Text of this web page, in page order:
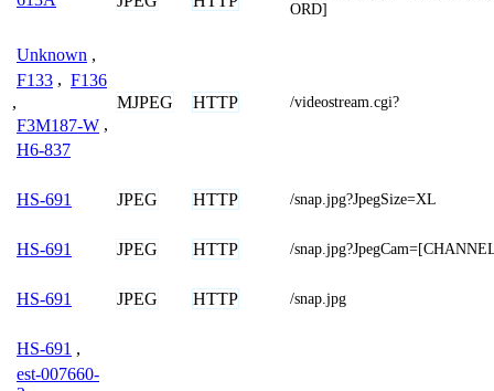
ORD]
Unknown ,
F133 , F136
,
F3M187-W ,
H6-837
MJPEG HTTP /videostream.cgi?
HS-691 JPEG HTTP /snap.jpg?JpegSize=XL
HS-691 JPEG HTTP /
HS-691 JPEG HTTP /snap.jpg
HS-691 ,
est-007660-